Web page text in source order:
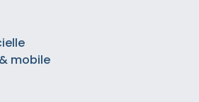
mobile